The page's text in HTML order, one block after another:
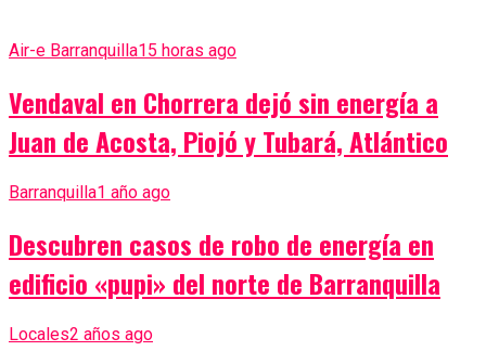
Air-e Barranquilla15 horas ago
Vendaval en Chorrera dejó sin energía a
Juan de Acosta, Piojó y Tubará, Atlántico
Barranquilla1 año ago
Descubren casos de robo de energía en
edificio «pupi» del norte de Barranquilla
Locales2 años ago